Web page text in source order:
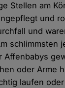
Stellen am
und
und
schlimmsten
Affenbabys
oder Arme
laufen